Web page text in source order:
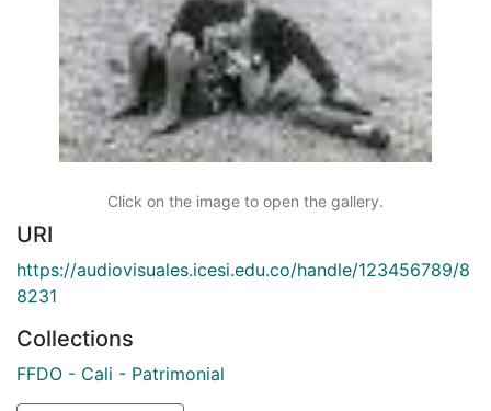
Click on the image to open the gallery.
URI
https://audiovisuales.icesi.edu.co/handle/123456789/8
8231
Collections
FFDO - Cali - Patrimonial